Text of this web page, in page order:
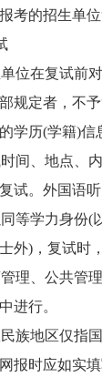
的招生单位
在复试前对
规定者，不予
历(学籍)信息
、地点、内
试。外国语
学力身份(以
外)，复试时
、公共管理
进行。
地区仅指国
报时应如实